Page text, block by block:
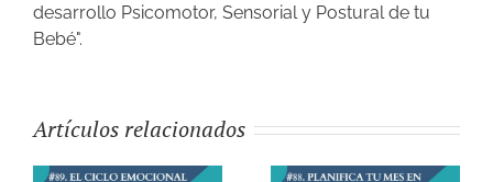
desarrollo Psicomotor, Sensorial y Postural de tu
Bebé".
Artículos relacionados